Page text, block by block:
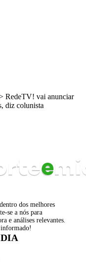
RedeTV! vai anunciar
diz colunista
dos melhores
se a nós para
e análises relevantes.